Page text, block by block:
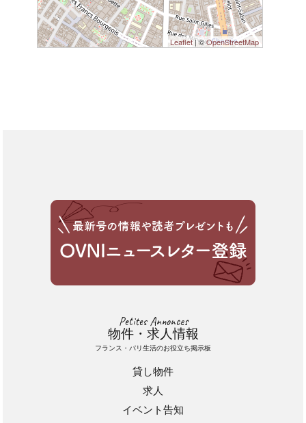
Leaflet| ©OpenStreetMap
Petites Annonces
物件・求人情報
フランス・パリ生活のお役立ち掲示板
貸し物件
求人
イベント告知